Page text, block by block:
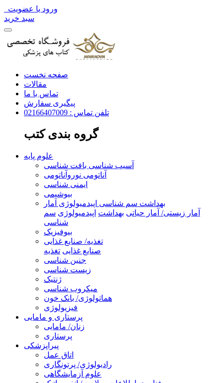
ورود یا عضویت
سبد خرید
صفحه نخست
مقالات
تماس با ما
پیگیری سفارش
تلفن تماس : 02166407009
گروه بندی کتب
علوم پایه
آسیب شناسی بافت شناسی
آناتومی نوروآناتومی
ایمنی شناسی
بیوشیمی
بهداشت سم شناسی اپیدمیولوژی آمار
آمار زیستی/ آمار حیاتی بهداشت اپیدمیولوژی سم
شناسی
بیوفیزیک
تغذیه/ صنایع غذایی
صنایع غذایی تغذیه
جنین شناسی
زیست شناسی
ژنتیک
میکروب شناسی
هماتولوژی/ بانک خون
فیزیولوژی
پرستاری و مامایی
زنان/ مامایی
پرستاری
پیراپزشکی
اتاق عمل
رادیولوژی/ پرتونگاری
علوم آزمایشگاهی